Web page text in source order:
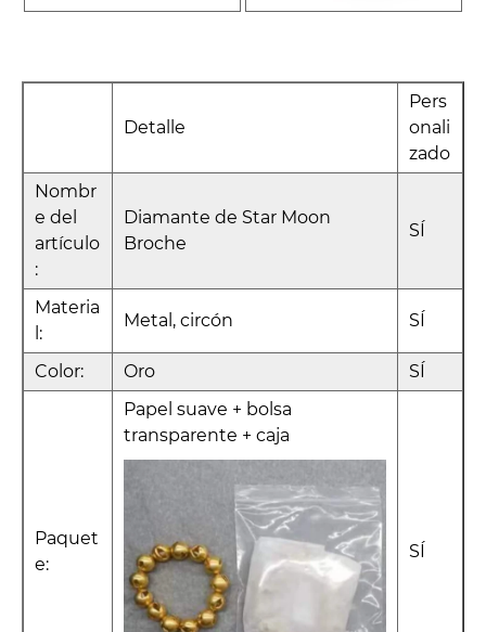
Detalle
Pers
onali
zado
Nombr
e del
artículo
:
Diamante de Star Moon
Broche
SÍ
Materia
l:
Metal, circón SÍ
Color: Oro SÍ
Paquet
e:
Papel suave + bolsa
transparente + caja
SÍ